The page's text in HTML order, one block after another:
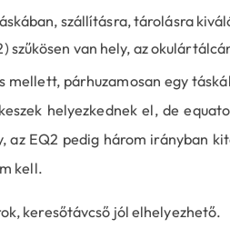
szállításra, tárolásra
van hely, az
mellett, párhuzamosan egy
helyezkednek el, de
az EQ2 pedig három irányban
kell.
keresőtávcső jól elhelyezhető.